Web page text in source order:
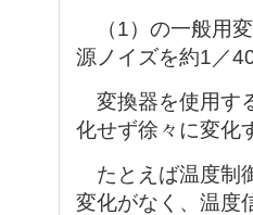
（1）の一般用
源ノイズを約1／
変換器を使用す
化せず徐々に変化
たとえば温度制
変化がなく、温度